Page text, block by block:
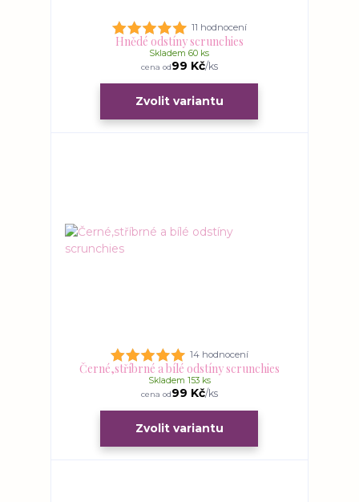
11 hodnocení
Hnědé odstíny scrunchies
cena od99 Kč/ks
Skladem 60 ks
Zvolit variantu
14 hodnocení
Černé,stříbrné a bílé odstíny scrunchies
cena od99 Kč/ks
Skladem 153 ks
Zvolit variantu